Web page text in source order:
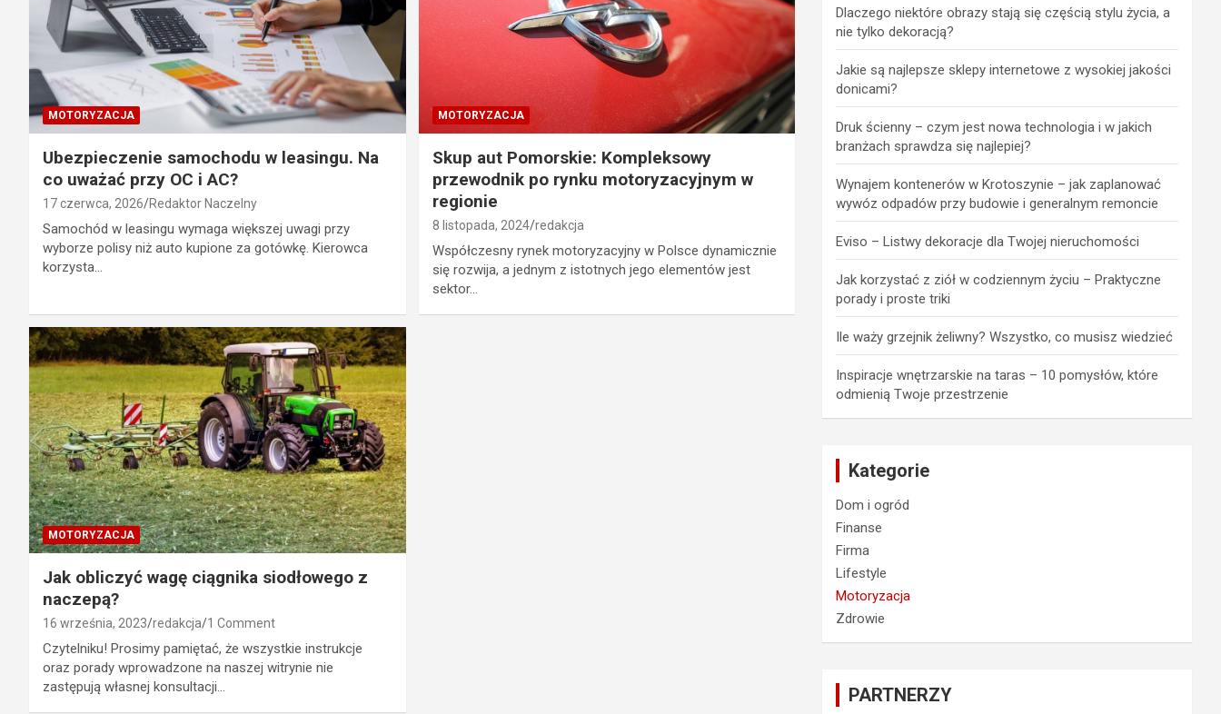
MOTORYZACJA
Ubezpieczenie samochodu w leasingu. Na
co uważać przy OC i AC?
17 czerwca, 2026 Redaktor Naczelny
Samochód w leasingu wymaga większej uwagi przy
wyborze polisy niż auto kupione za gotówkę. Kierowca
korzysta…
MOTORYZACJA
Skup aut Pomorskie: Kompleksowy
przewodnik po rynku motoryzacyjnym w
regionie
8 listopada, 2024 redakcja
Współczesny rynek motoryzacyjny w Polsce dynamicznie
się rozwija, a jednym z istotnych jego elementów jest
sektor…
MOTORYZACJA
Jak obliczyć wagę ciągnika siodłowego z
naczepą?
16 września, 2023 redakcja 1 Comment
Czytelniku! Prosimy pamiętać, że wszystkie instrukcje
oraz porady wprowadzone na naszej witrynie nie
zastępują własnej konsultacji…
Dlaczego niektóre obrazy stają się częścią stylu życia, a
nie tylko dekoracją?
Jakie są najlepsze sklepy internetowe z wysokiej jakości
donicami?
Druk ścienny – czym jest nowa technologia i w jakich
branżach sprawdza się najlepiej?
Wynajem kontenerów w Krotoszynie – jak zaplanować
wywóz odpadów przy budowie i generalnym remoncie
Eviso – Listwy dekoracje dla Twojej nieruchomości
Jak korzystać z ziół w codziennym życiu – Praktyczne
porady i proste triki
Ile waży grzejnik żeliwny? Wszystko, co musisz wiedzieć
Inspiracje wnętrzarskie na taras – 10 pomysłów, które
odmienią Twoje przestrzenie
Kategorie
Dom i ogród
Finanse
Firma
Lifestyle
Motoryzacja
Zdrowie
PARTNERZY